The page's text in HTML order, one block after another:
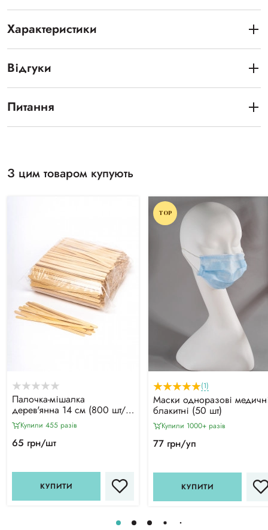
Характеристики
Відгуки
Питання
З цим товаром купують
Палочка-мішалка
дерев'янна 14 см (800 шт/
уп)Купили 455 разiв
65 грн/шт
КУПИТИ
TOP
(1)
Маски одноразові
блакитні (50 шт)
Купили 1000+ разiв
77 грн/уп
КУПИТИ